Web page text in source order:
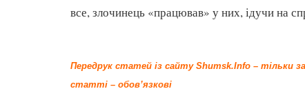
все, злочинець «працював» у них, ідучи на
Передрук статей із сайту Shumsk.Info – тільки
статті – обов’язкові